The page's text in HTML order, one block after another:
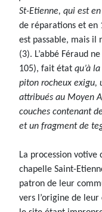
St-Etienne, qui est
de réparations et en
est passable, mais il
(3). L’abbé Féraud
105), fait état qu’à
piton rocheux exigu,
attribués au Moyen
couches contenant
et un fragment de
La procession votive
chapelle Saint-
patron de leur
vers l’origine de